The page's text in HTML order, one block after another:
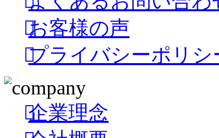
お客様の声
プライバシーポリシ
企業理念